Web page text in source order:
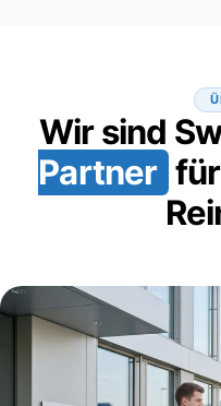
Wir sind
Partner